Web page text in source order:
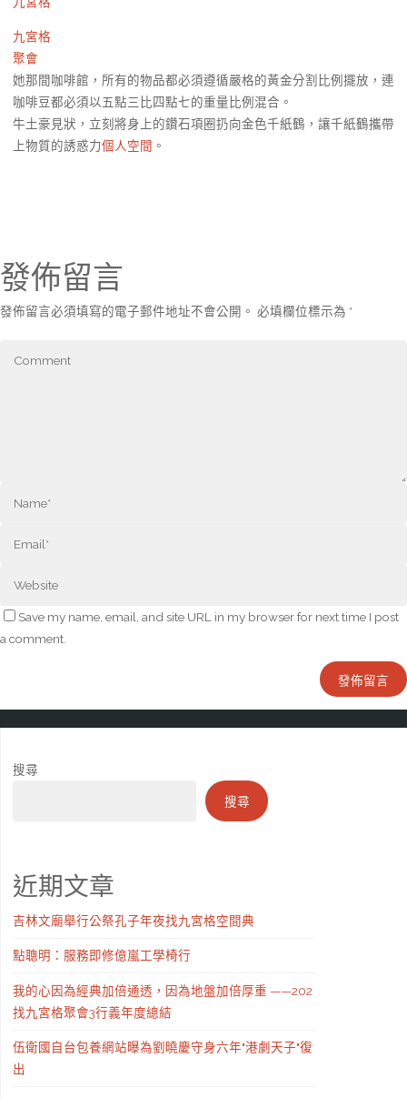
九宮格
聚會
她那間咖啡館，所有的物品都必須遵循嚴格的黃金分割比例擺放，連
咖啡豆都必須以五點三比四點七的重量比例混合。
牛土豪見狀，立刻將身上的鑽石項圈扔向金色千紙鶴，讓千紙鶴攜帶
上物質的誘惑力個人空間 。
發佈留言
發佈留言必須填寫的電子郵件地址不會公開。 必填欄位標示為 *
Save my name, email, and site URL in my browser for next time I post
a comment.
搜尋
搜尋
近期文章
吉林文廟舉行公祭孔子年夜找九宮格空間典
點聰明：服務即修億嵐工學椅行
我的心因為經典加倍通透，因為地盤加倍厚重 ——202
找九宮格聚會3行義年度總結
伍衛國自台包養網站曝為劉曉慶守身六年"港劇天子"復
出